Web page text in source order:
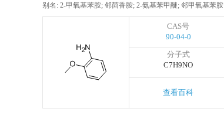
别名: 2-甲氧基苯胺; 邻茴香胺; 2-氨基苯甲醚; 邻甲氧基苯胺
CAS号
90-04-0
分子式
C7H9NO
查看百科